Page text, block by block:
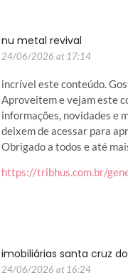
nu metal revival
24/06/2026 at 17:14
incrível este conteúdo.
Aproveitem e vejam este
informações, novidades e
deixem de acessar para
Obrigado a todos e até
https://tribhus.com.br/
imobiliárias santa cruz
24/06/2026 at 16:24